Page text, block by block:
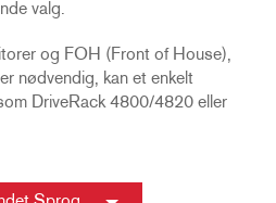
valg.
og FOH (Front of House),
nødvendig, kan et enkelt
DriveRack 4800/4820 eller